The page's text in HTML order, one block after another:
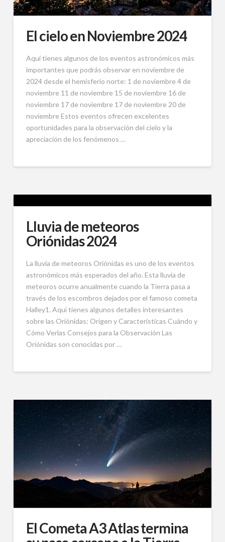
El cielo en Noviembre 2024
Aquí tienes algunos de los eventos astronómicos más
importantes que podrás observar en noviembre de
2024 desde el hemisferio norte: 1 de noviembre 4 de
noviembre 11 de noviembre 15 de noviembre 16 de
noviembre 17 de noviembre 17 de noviembre 20 de
noviembre Estos eventos ofrecen excelentes
oportunidades para la observación del cielo y la
apreciación de los fenómenos …
Lluvia de meteoros
Oriónidas 2024
La lluvia de meteoros Oriónidas es uno de los eventos
astronómicos más esperados del año. Esta lluvia de
meteoros ocurre anualmente cuando la Tierra pasa a
través de los escombros dejados por el famoso cometa
Halley1. Aquí tienes algunos detalles interesantes
sobre las Oriónidas: Origen y Características Cuándo y
Cómo Verlas Consejos para la Observación Las
Oriónidas son conocidas por …
El Cometa A3 Atlas termina